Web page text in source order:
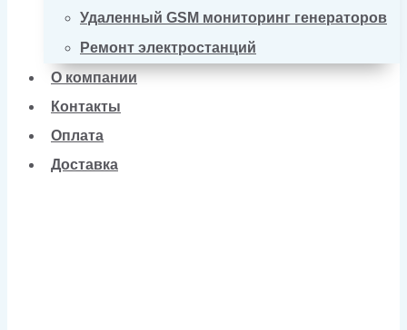
Удаленный GSM мониторинг генераторов
Ремонт электростанций
О компании
Контакты
Оплата
Доставка